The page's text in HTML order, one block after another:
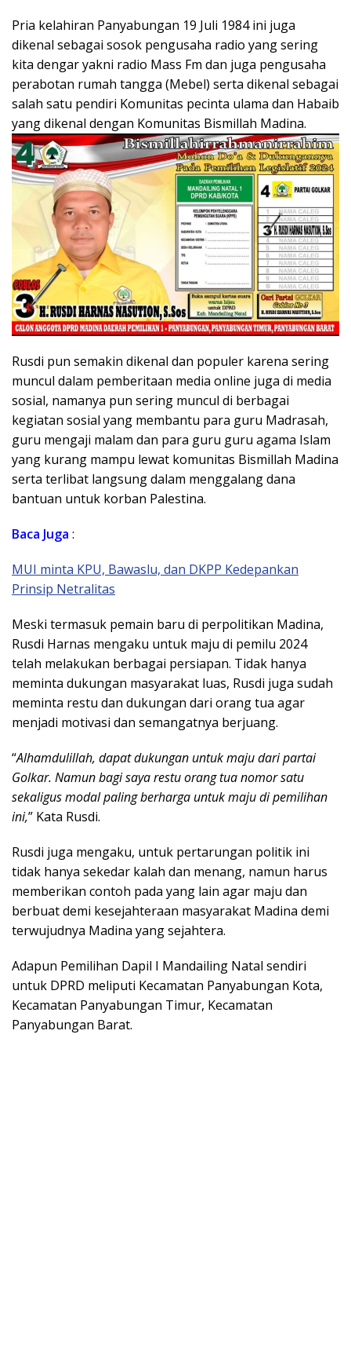
Pria kelahiran Panyabungan 19 Juli 1984 ini juga
dikenal sebagai sosok pengusaha radio yang sering
kita dengar yakni radio Mass Fm dan juga pengusaha
perabotan rumah tangga (Mebel) serta dikenal sebagai
salah satu pendiri Komunitas pecinta ulama dan Habaib
yang dikenal dengan Komunitas Bismillah Madina.
Rusdi pun semakin dikenal dan populer karena sering
muncul dalam pemberitaan media online juga di media
sosial, namanya pun sering muncul di berbagai
kegiatan sosial yang membantu para guru Madrasah,
guru mengaji malam dan para guru guru agama Islam
yang kurang mampu lewat komunitas Bismillah Madina
serta terlibat langsung dalam menggalang dana
bantuan untuk korban Palestina.
Baca Juga :
MUI minta KPU, Bawaslu, dan DKPP Kedepankan
Prinsip Netralitas
Meski termasuk pemain baru di perpolitikan Madina,
Rusdi Harnas mengaku untuk maju di pemilu 2024
telah melakukan berbagai persiapan. Tidak hanya
meminta dukungan masyarakat luas, Rusdi juga sudah
meminta restu dan dukungan dari orang tua agar
menjadi motivasi dan semangatnya berjuang.
“Alhamdulillah, dapat dukungan untuk maju dari partai
Golkar. Namun bagi saya restu orang tua nomor satu
sekaligus modal paling berharga untuk maju di pemilihan
ini,” Kata Rusdi.
Rusdi juga mengaku, untuk pertarungan politik ini
tidak hanya sekedar kalah dan menang, namun harus
memberikan contoh pada yang lain agar maju dan
berbuat demi kesejahteraan masyarakat Madina demi
terwujudnya Madina yang sejahtera.
Adapun Pemilihan Dapil I Mandailing Natal sendiri
untuk DPRD meliputi Kecamatan Panyabungan Kota,
Kecamatan Panyabungan Timur, Kecamatan
Panyabungan Barat.